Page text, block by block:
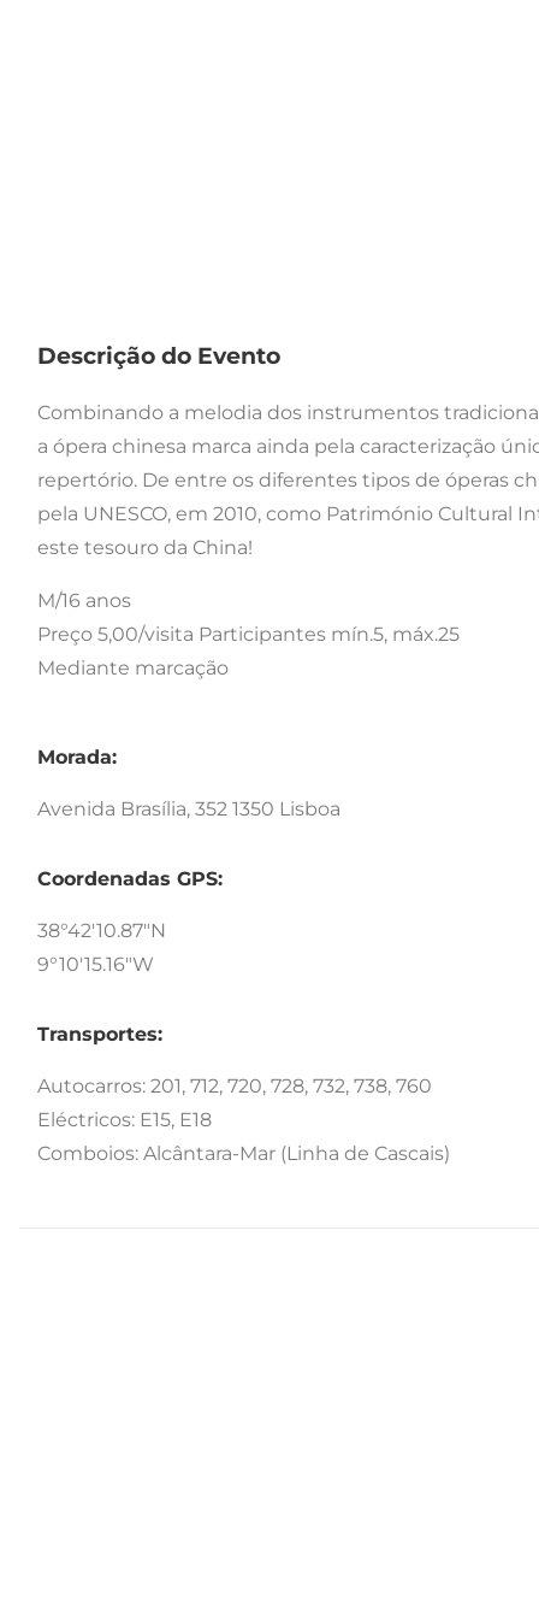
Descrição do Evento
Combinando a melodia dos instrumentos
a ópera chinesa marca ainda pela caracterização
repertório. De entre os diferentes tipos de óperas
pela UNESCO, em 2010, como Património Cultural
este tesouro da China!
M/16 anos
Preço 5,00/visita Participantes mín.5, máx.25
Mediante marcação
Morada:
Avenida Brasília, 352 1350 Lisboa
Coordenadas GPS:
38°42'10.87"N
9°10'15.16"W
Transportes:
Autocarros: 201, 712, 720, 728, 732, 738, 760
Eléctricos: E15, E18
Comboios: Alcântara-Mar (Linha de Cascais)